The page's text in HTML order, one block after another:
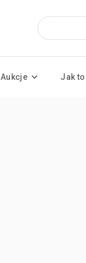
Aukcje Jak to